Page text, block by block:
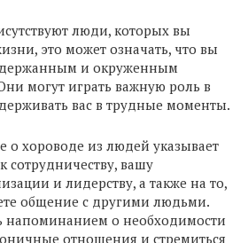
люди, которых вы
это может означать, что вы
и окруженным
могут играть важную роль в
вас в трудные моменты.
о хороводе из людей указывает
сотрудничеству, вашу
и лидерству, а также на то,
общение с другими людьми.
напоминанием о необходимости
отношения и стремиться